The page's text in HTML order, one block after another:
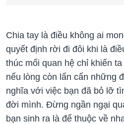
Chia tay là điều không ai
quyết định rời đi đôi khi là
thúc mối quan hệ chỉ khiến
nếu lòng còn lấn cấn những
nghĩa với việc bạn đã bỏ lỡ
đời mình. Đừng ngần ngại
bạn sinh ra là để thuộc về